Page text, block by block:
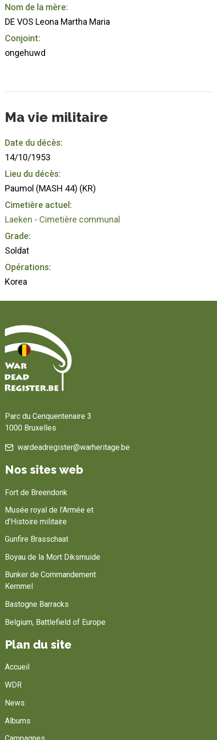
Nom de la mère:
DE VOS Leona Martha Maria
Conjoint:
ongehuwd
Ma vie militaire
Date du décès:
14/10/1953
Lieu du décès:
Paumol (MASH 44) (KR)
Cimetière actuel:
Laeken - Cimetière communal
Grade:
Soldat
Opérations:
Korea
Parc du Cenquentenaire 3
1000 Bruxelles
wardeadregister@warheritage.be
Nos sites web
Fort de Breendonk
Musée royal de l'Armée et
d'Histoire militaire
Gunfire Brasschaat
Boyau de la Mort Diksmuide
Bunker de Commandement
Kemmel
Bastogne Barracks
Belgium, Battlefield of Europe
Plan du site
Accueil
WDR
News
Albums